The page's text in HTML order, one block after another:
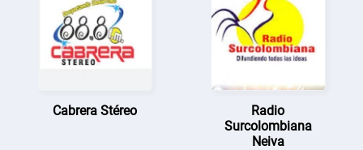
Cabrera Stéreo
Radio
Surcolombiana
Neiva